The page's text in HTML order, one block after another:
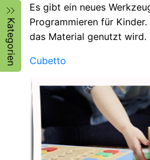
Titel Text Autor/in
Kategorien
Es gibt ein neues
Programmieren für
das Material genutzt wird.
Cubetto